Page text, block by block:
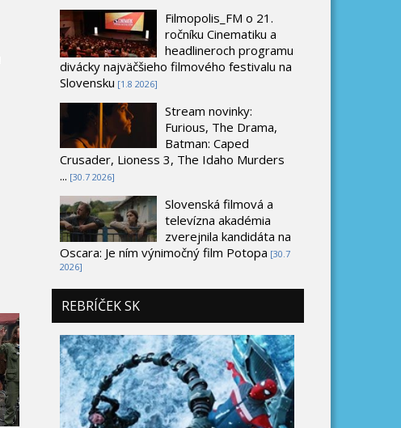
Filmopolis_FM o 21.
ročníku Cinematiku a
headlineroch programu
divácky najväčšieho filmového festivalu na
Slovensku [1.8 2026]
Stream novinky:
Furious, The Drama,
Batman: Caped
Crusader, Lioness 3, The Idaho Murders
... [30.7 2026]
Slovenská filmová a
televízna akadémia
zverejnila kandidáta na
Oscara: Je ním výnimočný film Potopa [30.7
2026]
REBRÍČEK SK